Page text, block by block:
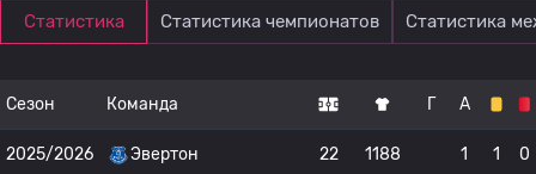
Статистика Статистика чемпионатов Статистика
Сезон Команда Г А
2025/2026 Эвертон 22 1188 1 1 0